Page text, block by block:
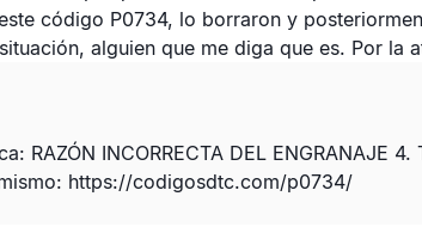
código P0734, lo borraron y
alguien que me diga que es. Por la
RAZÓN INCORRECTA DEL ENGRANAJE
https://codigosdtc.com/p0734/